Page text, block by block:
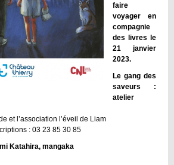
faire
voyager en
compagnie
des livres le
21 janvier
2023.
Le gang des
saveurs :
atelier
et l’association l’éveil de Liam
: 03 23 85 30 85
Katahira, mangaka